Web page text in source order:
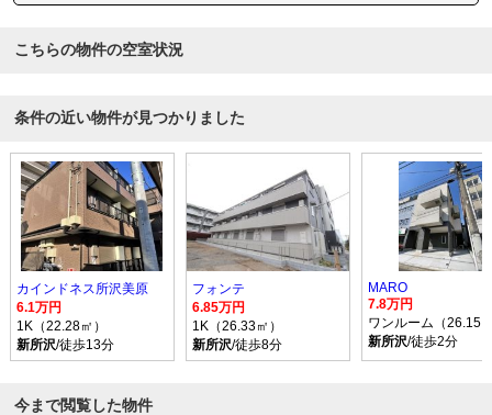
こちらの物件の空室状況
条件の近い物件が見つかりました
カインドネス所沢美原
6.1万円
1K（22.28㎡）
新所沢/徒歩13分
フォンテ
6.85万円
1K（26.33㎡）
新所沢/徒歩8分
MARO
7.8万円
ワンルーム（26.15
新所沢/徒歩2分
今まで閲覧した物件